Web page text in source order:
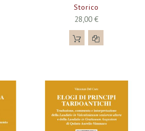
Storico
28,00 €